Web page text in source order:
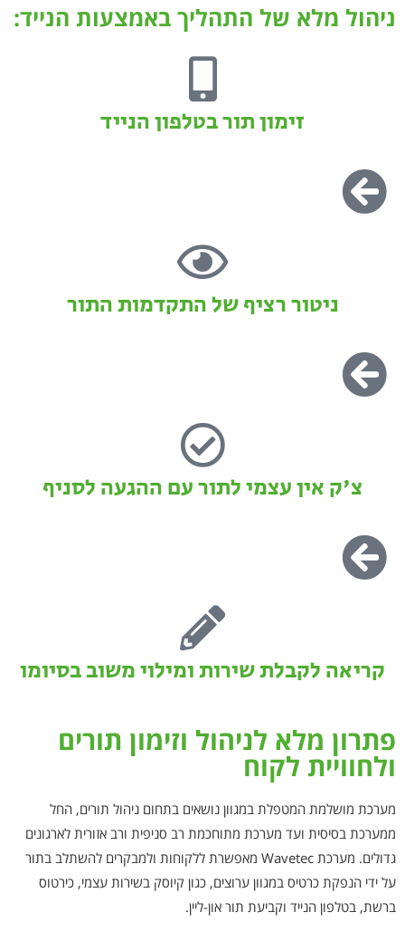
ניהול מלא של התהליך באמצעות הנייד:
זימון תור בטלפון הנייד
ניטור רציף של התקדמות התור
צ'ק אין עצמי לתור עם ההגעה לסניף
קריאה לקבלת שירות ומילוי משוב בסיומו
פתרון מלא לניהול וזימון תורים
ולחוויית לקוח
מערכת מושלמת המטפלת במגוון נושאים בתחום ניהול תורים, החל
ממערכת בסיסית ועד מערכת מתוחכמת רב סניפית ורב אזורית לארגונים
גדולים. מערכת Wavetec מאפשרת ללקוחות ולמבקרים להשתלב בתור
על ידי הנפקת כרטיס במגוון ערוצים, כגון קיוסק בשירות עצמי, כירטוס
ברשת, בטלפון הנייד וקביעת תור און-ליין.